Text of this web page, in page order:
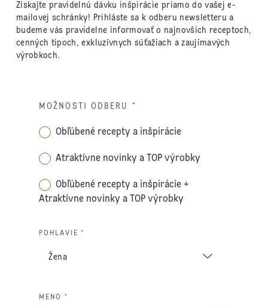
Získajte pravidelnú dávku inšpirácie priamo do vašej e-
mailovej schránky! Prihláste sa k odberu newsletteru a
budeme vás pravidelne informovať o najnovších receptoch,
cenných tipoch, exkluzívnych súťažiach a zaujímavých
výrobkoch.
MOŽNOSTI ODBERU *
Obľúbené recepty a inšpirácie
Atraktívne novinky a TOP výrobky
Obľúbené recepty a inšpirácie +
Atraktívne novinky a TOP výrobky
POHLAVIE *
MENO *